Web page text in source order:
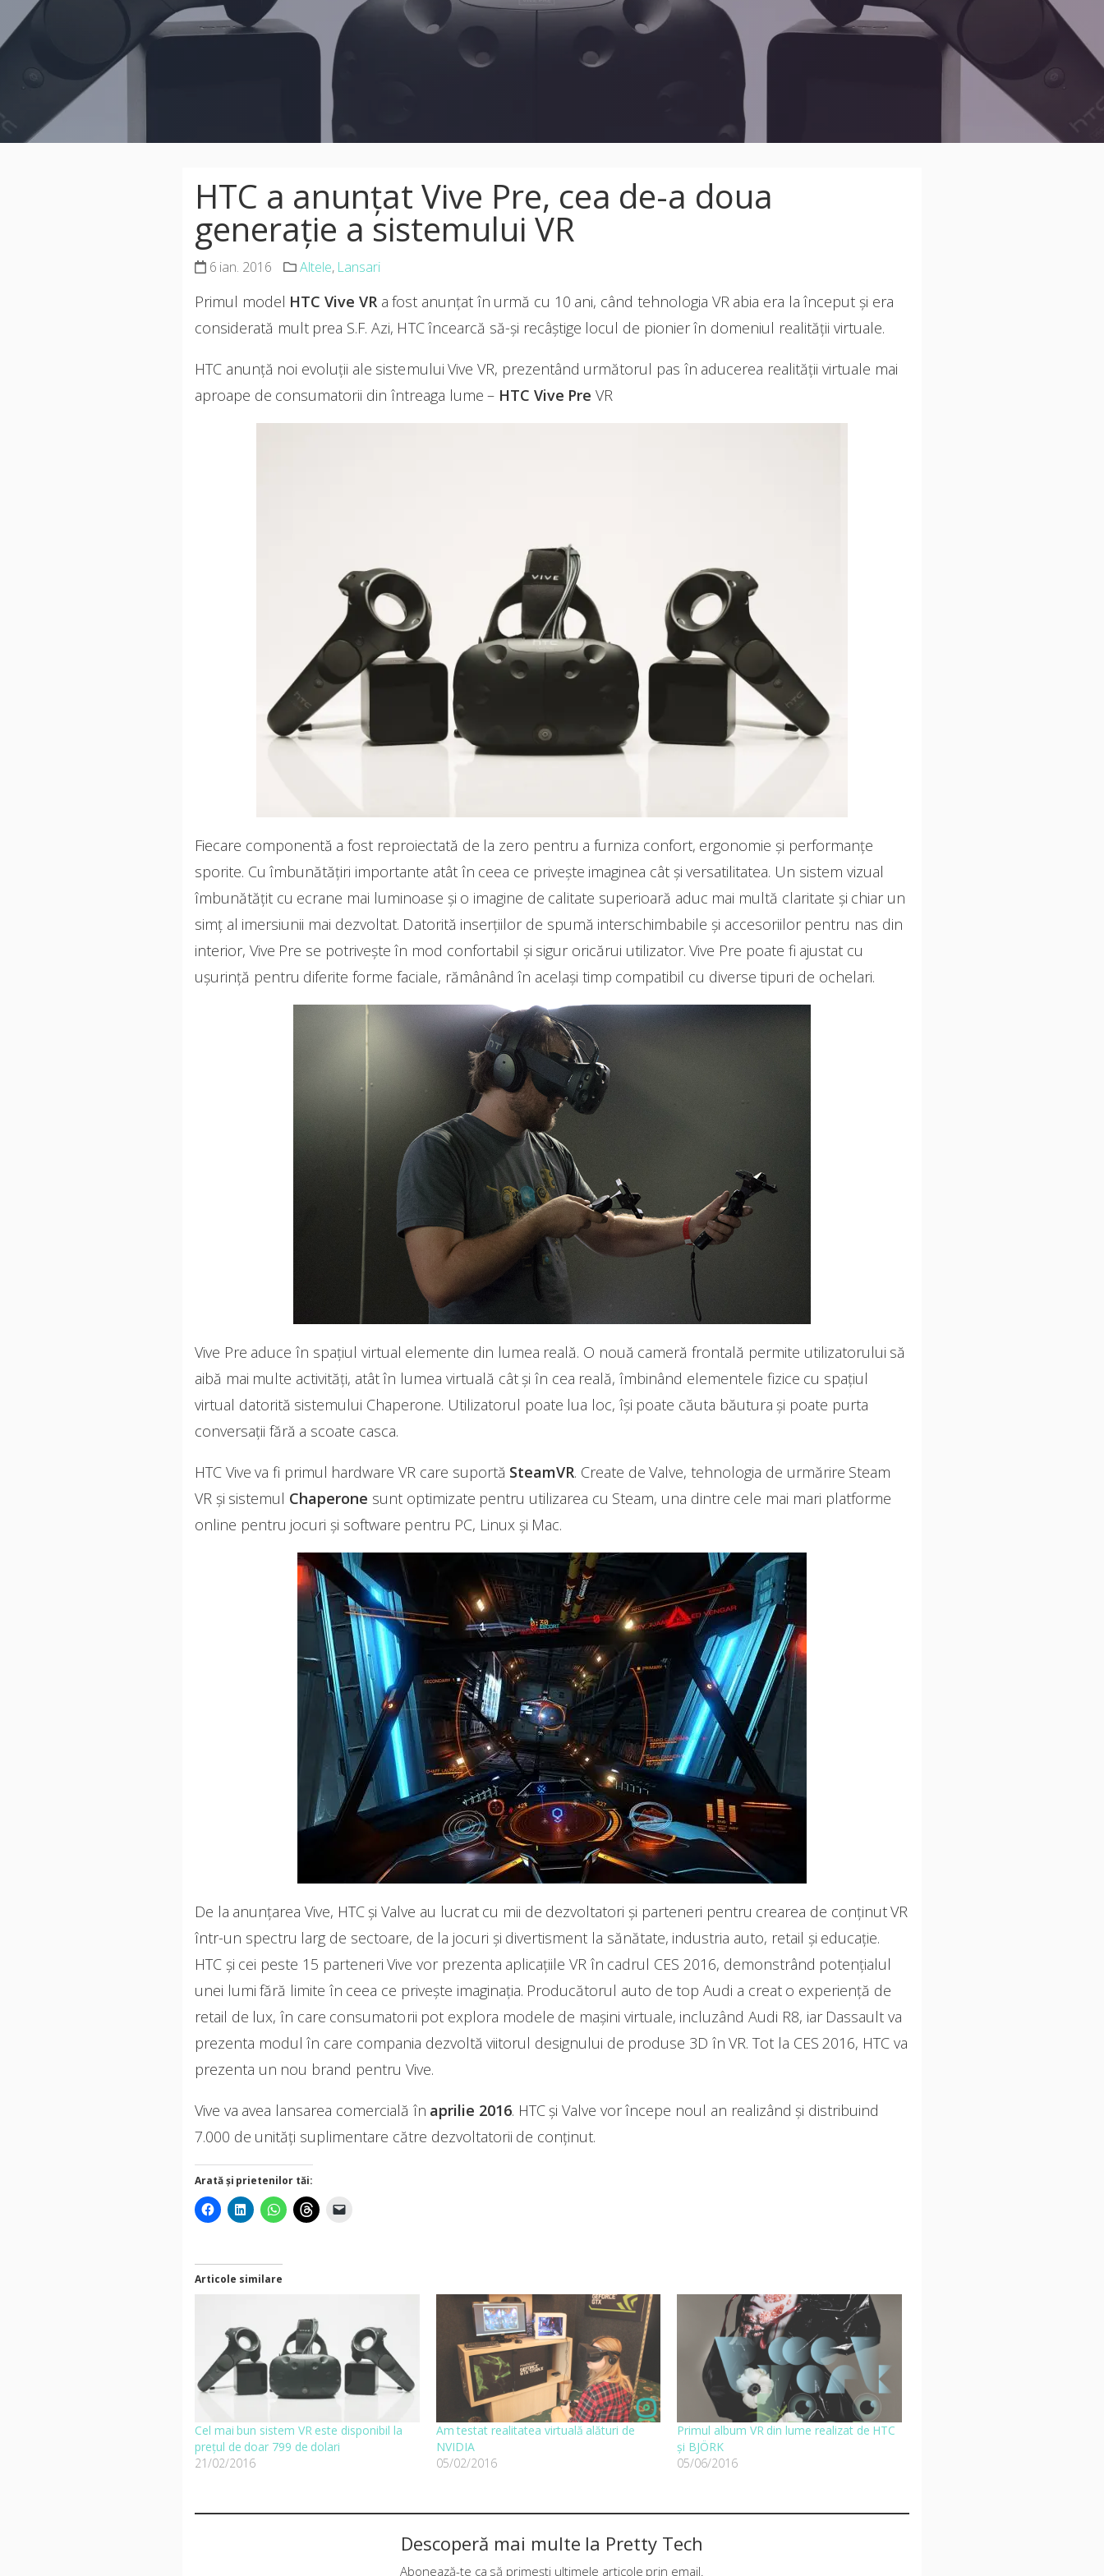
HTC a anunțat Vive Pre, cea de-a doua
generaţie a sistemului VR
6 ian. 2016 Altele, Lansari
Primul model HTC Vive VRa fost anunțat în urmă cu 10 ani, când tehnologia VR abia era la început și era
considerată mult prea S.F. Azi, HTC încearcă să-și recâștige locul de pionier în domeniul realității virtuale.
HTC anunță noi evoluţii ale sistemului Vive VR, prezentând următorul pas în aducerea realităţii virtuale mai
aproape de consumatorii din întreaga lume – HTC Vive Pre VR
Fiecare componentă a fost reproiectată de la zero pentru a furniza confort, ergonomie şi performanţe
sporite. Cu îmbunătăţiri importante atât în ceea ce priveşte imaginea cât şi versatilitatea. Un sistem vizual
îmbunătăţit cu ecrane mai luminoase şi o imagine de calitate superioară aduc mai multă claritate şi chiar un
simţ al imersiunii mai dezvoltat. Datorită inserţiilor de spumă interschimbabile şi accesoriilor pentru nas din
interior, Vive Pre se potriveşte în mod confortabil şi sigur oricărui utilizator. Vive Pre poate fi ajustat cu
uşurinţă pentru diferite forme faciale, rămânând în acelaşi timp compatibil cu diverse tipuri de ochelari.
Vive Pre aduce în spațiul virtual elemente din lumea reală. O nouă cameră frontală permite utilizatorului să
aibă mai multe activităţi, atât în lumea virtuală cât şi în cea reală, îmbinând elementele fizice cu spaţiul
virtual datorită sistemului Chaperone. Utilizatorul poate lua loc, îşi poate căuta băutura şi poate purta
conversaţii fără a scoate casca.
HTC Vive va fi primul hardware VR care suportă SteamVR. Create de Valve, tehnologia de urmărire Steam
VR şi sistemul Chaperone sunt optimizate pentru utilizarea cu Steam, una dintre cele mai mari platforme
online pentru jocuri şi software pentru PC, Linux şi Mac.
De la anunţarea Vive, HTC şi Valve au lucrat cu mii de dezvoltatori şi parteneri pentru crearea de conţinut VR
într-un spectru larg de sectoare, de la jocuri şi divertisment la sănătate, industria auto, retail şi educaţie.
HTC şi cei peste 15 parteneri Vive vor prezenta aplicaţiile VR în cadrul CES 2016, demonstrând potenţialul
unei lumi fără limite în ceea ce priveşte imaginaţia. Producătorul auto de top Audi a creat o experienţă de
retail de lux, în care consumatorii pot explora modele de maşini virtuale, incluzând Audi R8, iar Dassault va
prezenta modul în care compania dezvoltă viitorul designului de produse 3D în VR. Tot la CES 2016, HTC va
prezenta un nou brand pentru Vive.
Vive va avea lansarea comercială în aprilie 2016. HTC şi Valve vor începe noul an realizând și distribuind
7.000 de unităţi suplimentare către dezvoltatorii de conținut.
Arată și prietenilor tăi:
Articole similare
Cel mai bun sistem VR este disponibil la
prețul de doar 799 de dolari
21/02/2016
Am testat realitatea virtuală alături de
NVIDIA
05/02/2016
Primul album VR din lume realizat de HTC
și BJÖRK
05/06/2016
Descoperă mai multe la Pretty Tech
Abonează-te ca să primești ultimele articole prin email.